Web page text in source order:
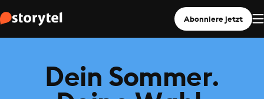
Abonniere jetzt
Dein Sommer.